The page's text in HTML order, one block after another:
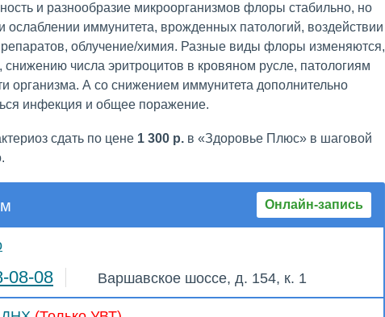
и разнообразие микроорганизмов флоры стабильно, но
ослаблении иммунитета, врожденных патологий, воздействии
облучение/химия. Разные виды флоры изменяются,
снижению числа эритроцитов в кровяном русле, патологиям
организма. А со снижением иммунитета дополнительно
инфекция и общее поражение.
сдать по цене 1 300 р. в «Здоровье Плюс» в шаговой
Онлайн-запись
08-08 Варшавское шоссе, д. 154, к. 1